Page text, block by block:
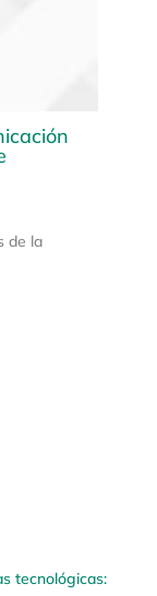
de la
tecnológicas: